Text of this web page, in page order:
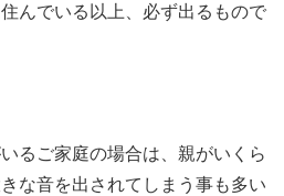
んでいる以上、必ず出るもので
るご家庭の場合は、親がいくら
な音を出されてしまう事も多い